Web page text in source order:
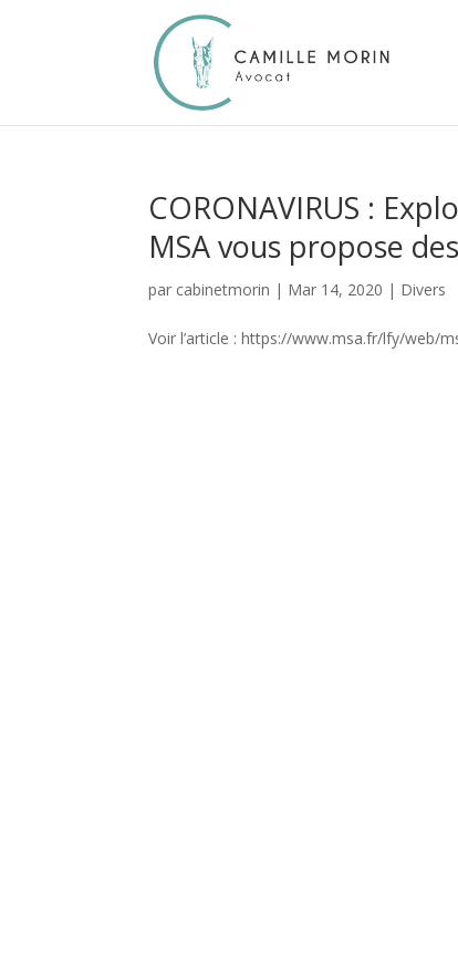
CORONAVIRUS :
MSA vous propose
par cabinetmorin | Mar 14, 2020 | Divers
Voir l’article : https://www.msa.fr/lfy/web/